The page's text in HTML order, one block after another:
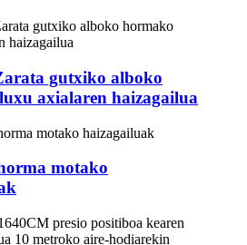
gutxiko alboko
axialaren haizagailua
motako